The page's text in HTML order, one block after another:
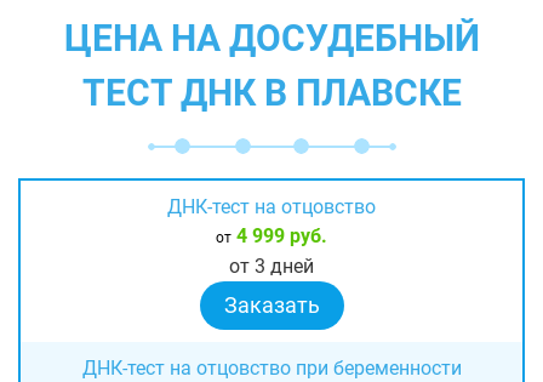
ЦЕНА НА ДОСУДЕБНЫЙ
ТЕСТ ДНК В ПЛАВСКЕ
ДНК-тест на отцовство
от 4 999 руб.
от 3 дней
Заказать
ДНК-тест на отцовство при беременности